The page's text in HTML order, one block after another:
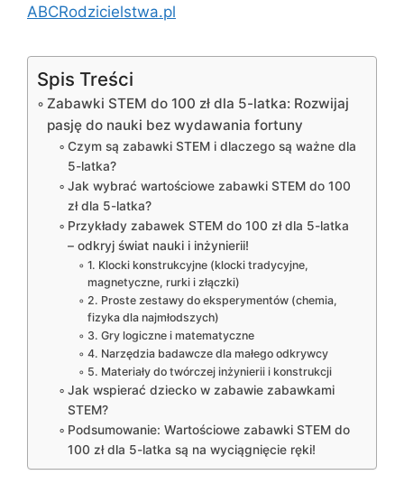
ABCRodzicielstwa.pl
Spis Treści
Zabawki STEM do 100 zł dla 5-latka: Rozwijaj
pasję do nauki bez wydawania fortuny
Czym są zabawki STEM i dlaczego są ważne dla
5-latka?
Jak wybrać wartościowe zabawki STEM do 100
zł dla 5-latka?
Przykłady zabawek STEM do 100 zł dla 5-latka
– odkryj świat nauki i inżynierii!
1. Klocki konstrukcyjne (klocki tradycyjne,
magnetyczne, rurki i złączki)
2. Proste zestawy do eksperymentów (chemia,
fizyka dla najmłodszych)
3. Gry logiczne i matematyczne
4. Narzędzia badawcze dla małego odkrywcy
5. Materiały do twórczej inżynierii i konstrukcji
Jak wspierać dziecko w zabawie zabawkami
STEM?
Podsumowanie: Wartościowe zabawki STEM do
100 zł dla 5-latka są na wyciągnięcie ręki!